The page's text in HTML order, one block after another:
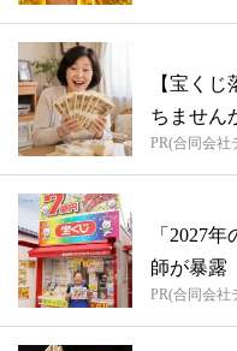
【宝く
ちません
PR(合同会社
「2027
師が暴露
PR(合同会社